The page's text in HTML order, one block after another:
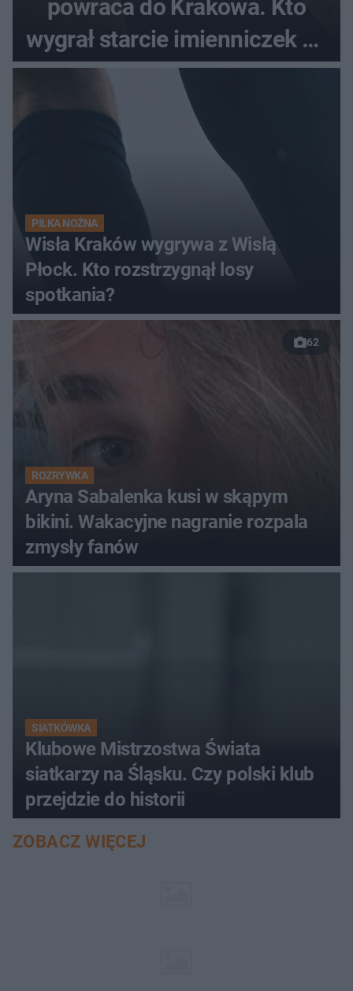
powraca do Krakowa. Kto
wygrał starcie imienniczek na
pełnym stadionie
PIŁKA NOŻNA
Wisła Kraków wygrywa z Wisłą
Płock. Kto rozstrzygnął losy
spotkania?
62
ROZRYWKA
Aryna Sabalenka kusi w skąpym
bikini. Wakacyjne nagranie rozpala
zmysły fanów
SIATKÓWKA
Klubowe Mistrzostwa Świata
siatkarzy na Śląsku. Czy polski klub
przejdzie do historii
ZOBACZ WIĘCEJ